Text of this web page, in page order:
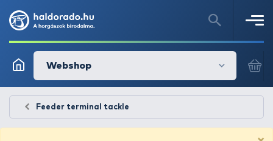
Webshop
Feeder terminal tackle